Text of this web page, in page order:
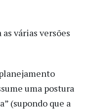
várias versões
uma postura
(supondo que a